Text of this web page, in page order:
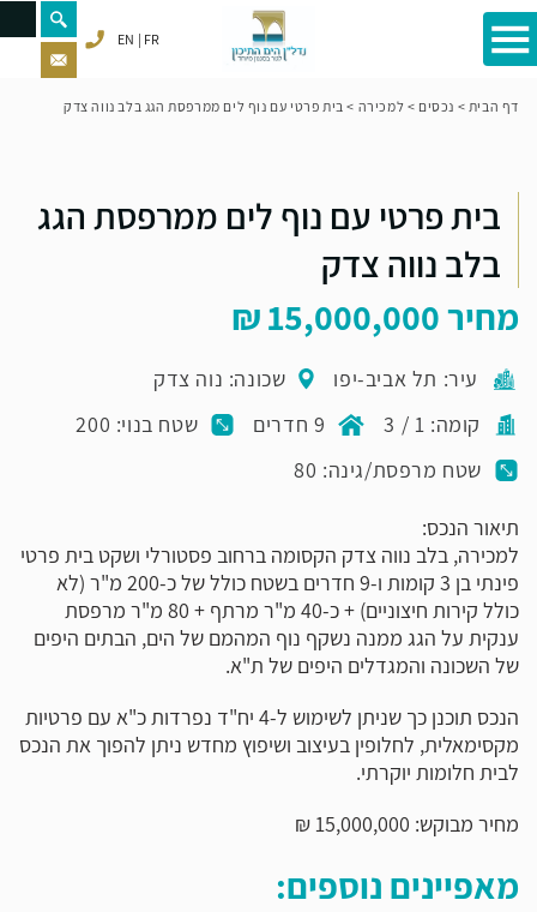
FR
EN
דף הבית > נכסים > למכירה > בית פרטי עם נוף לים ממרפסת הגג בלב נווה צדק
בית פרטי עם נוף לים ממרפסת הגג
בלב נווה צדק
מחיר15,000,000
עיר: תל אביב-יפו
שכונה: נוה צדק
קומה: 1 / 3
9 חדרים
שטח בנוי: 200
שטח מרפסת/גינה: 80
תיאור הנכס:
למכירה, בלב נווה צדק הקסומה ברחוב פסטורלי ושקט בית פרטי
פינתי בן 3 קומות ו-9 חדרים בשטח כולל של כ-200 מ"ר (לא
כולל קירות חיצוניים) + כ-40 מ"ר מרתף + 80 מ"ר מרפסת
ענקית על הגג ממנה נשקף נוף המהמם של הים, הבתים היפים
של השכונה והמגדלים היפים של ת"א.
הנכס תוכנן כך שניתן לשימוש ל-4 יח"ד נפרדות כ"א עם פרטיות
מקסימאלית, לחלופין בעיצוב ושיפוץ מחדש ניתן להפוך את הנכס
לבית חלומות יוקרתי.
מחיר מבוקש: 15,000,000 ₪
מאפיינים נוספים: